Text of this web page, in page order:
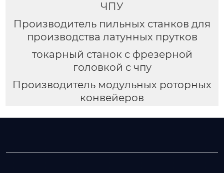
ЧПУ
Производитель пильных станков для
производства латунных прутков
токарный станок с фрезерной
головкой с чпу
Производитель модульных роторных
конвейеров